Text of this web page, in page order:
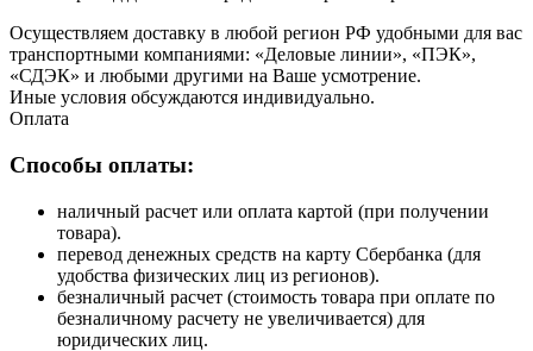
Осуществляем доставку в любой регион РФ удобными для вас
транспортными компаниями: «Деловые линии», «ПЭК»,
«СДЭК» и любыми другими на Ваше усмотрение.
Иные условия обсуждаются индивидуально.
Оплата
Способы оплаты:
наличный расчет или оплата картой (при получении
товара).
перевод денежных средств на карту Сбербанка (для
удобства физических лиц из регионов).
безналичный расчет (стоимость товара при оплате по
безналичному расчету не увеличивается) для
юридических лиц.